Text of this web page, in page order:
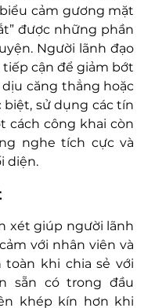
cảm gương mặt
được những phần
Người lãnh đạo
cận để giảm bớt
căng thẳng hoặc
biệt, sử dụng các tín
cách công khai còn
nghe tích cực và
diện.
xét giúp người lãnh
với nhân viên và
khi chia sẻ với
sẵn có trong đầu
khép kín hơn khi